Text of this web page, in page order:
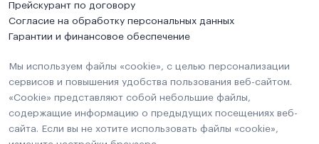
Прейскурант по договору
Согласие на обработку персональных данных
Гарантии и финансовое обеспечение
Мы используем файлы «cookie», с целью персонализации
сервисов и повышения удобства пользования веб-сайтом.
«Cookie» представляют собой небольшие файлы,
содержащие информацию о предыдущих посещениях веб-
сайта. Если вы не хотите использовать файлы «cookie»,